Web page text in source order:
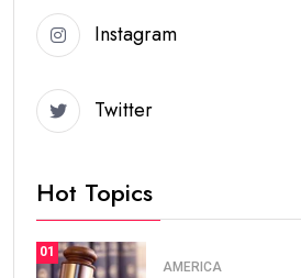
Instagram
Twitter
Hot Topics
01
AMERICA